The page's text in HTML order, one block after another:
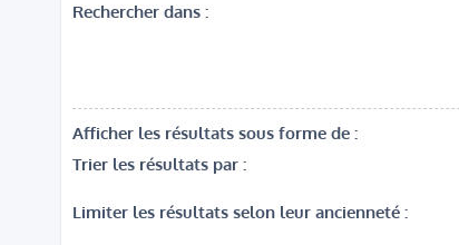
Rechercher dans :
Afficher les résultats sous forme de :
Trier les résultats par :
Limiter les résultats selon leur ancienneté :